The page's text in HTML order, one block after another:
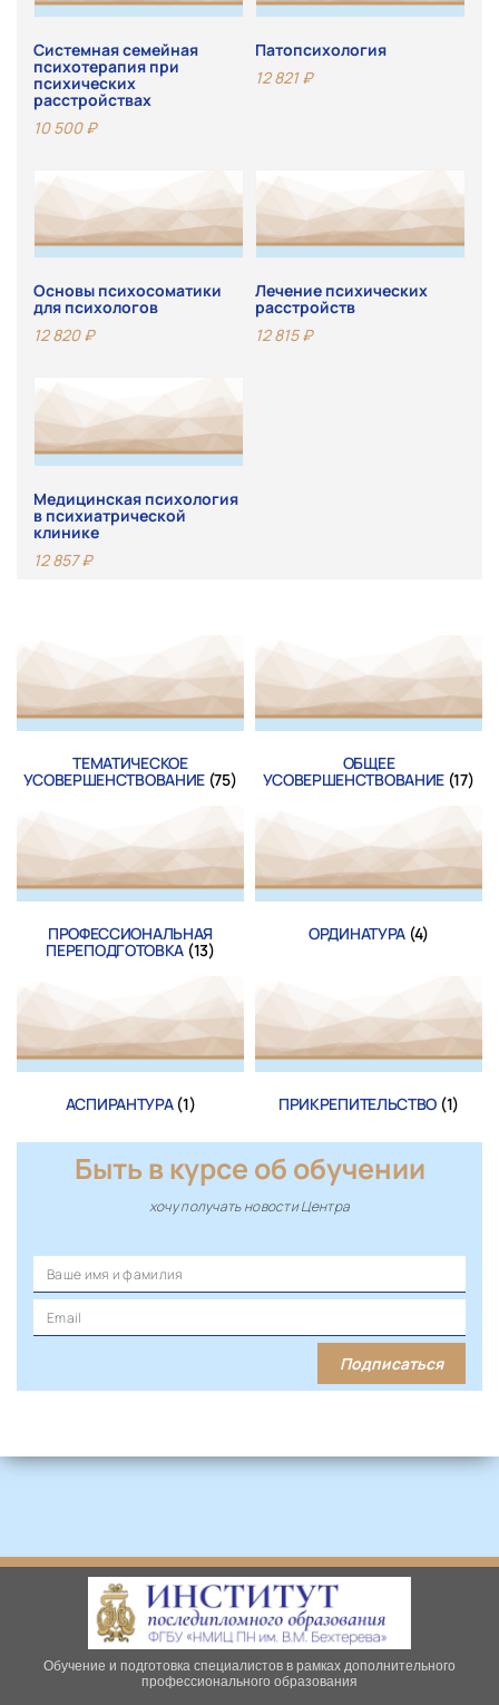
Системная семейная
психотерапия при
психических
расстройствах
10 500₽
Патопсихология
12 821₽
Основы психосоматики
для психологов
12 820₽
Лечение психических
расстройств
12 815₽
Медицинская психология
в психиатрической
клинике
12 857₽
ТЕМАТИЧЕСКОЕ
УСОВЕРШЕНСТВОВАНИЕ (75)
ОБЩЕЕ
УСОВЕРШЕНСТВОВАНИЕ (17)
ПРОФЕССИОНАЛЬНАЯ
ПЕРЕПОДГОТОВКА (13)
ОРДИНАТУРА (4)
АСПИРАНТУРА (1) ПРИКРЕПИТЕЛЬСТВО (1)
Быть в курсе об обучении
хочу получать новости Центра
Подписаться
Обучение и подготовка специалистов в рамках дополнительного
профессионального образования